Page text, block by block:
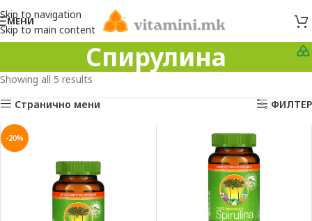
Skip to navigation
Skip to main content
МЕНИ
Спирулина
Showing all 5 results
Странично мени ФИЛТЕР
-20%